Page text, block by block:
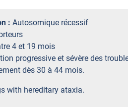
: Autosomique récessif
4 et 19 mois
progressive et sévère des
dès 30 à 44 mois.
with hereditary ataxia.